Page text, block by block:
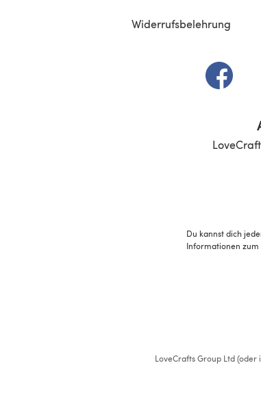
Widerrufsbelehrung
(öffnet
Du kannst dich
Informationen
LoveCrafts Group Ltd (oder